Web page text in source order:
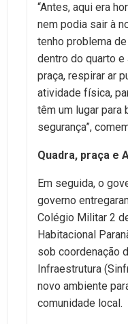
“Antes, aqui era
nem podia sair à
tenho problema
dentro do quarto e
praça, respirar ar
atividade física,
têm um lugar para
segurança”,
Quadra, praça e
Em seguida, o
governo
Colégio Militar 2
Habitacional
sob coordenação
Infraestrutura
novo ambiente
comunidade local.